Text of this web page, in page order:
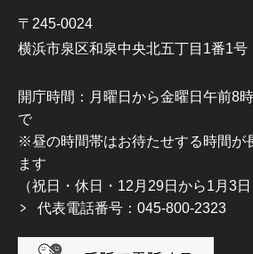
〒245-0024
横浜市泉区和泉中央北五丁目1番1号
開庁時間：月曜日から金曜日午前8
で
※昼の時間帯はお待たせする時間が
ます
（祝日・休日・12月29日から1月3日
代表電話番号：045-800-2323